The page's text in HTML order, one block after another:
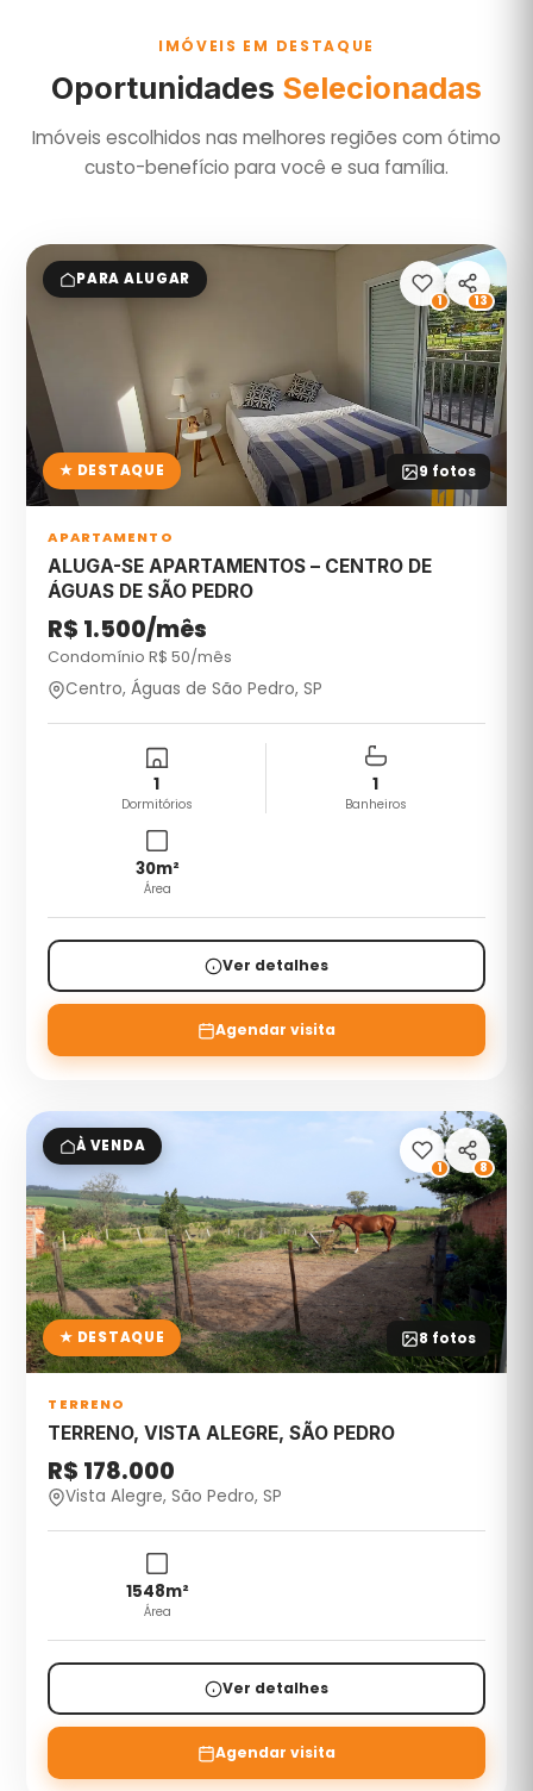
IMÓVEIS EM DESTAQUE
Oportunidades Selecionadas
Imóveis escolhidos nas melhores regiões com ótimo
custo-benefício para você e sua família.
PARA ALUGAR
9 fotos
★ DESTAQUE
1 13
APARTAMENTO
ALUGA-SE APARTAMENTOS – CENTRO DE
ÁGUAS DE SÃO PEDRO
R$ 1.500/mês
Condomínio R$50/mês
Centro, Águas de São Pedro, SP
1
Dormitórios
1
Banheiros
30m²
Área
Ver detalhes
Agendar visita
À VENDA
8 fotos
★ DESTAQUE
1 8
TERRENO
TERRENO, VISTA ALEGRE, SÃO PEDRO
R$ 178.000
Vista Alegre, São Pedro, SP
1548m²
Área
Ver detalhes
Agendar visita